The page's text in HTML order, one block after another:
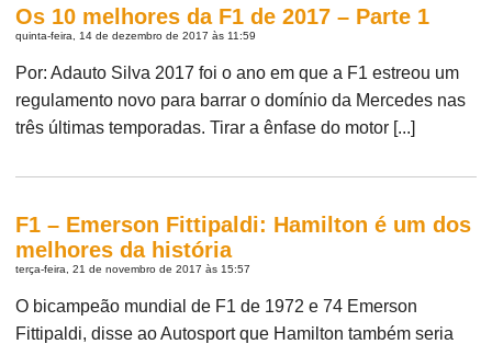
Os 10 melhores da F1 de 2017 – Parte 1
quinta-feira, 14 de dezembro de 2017 às 11:59
Por: Adauto Silva 2017 foi o ano em que a F1 estreou um
regulamento novo para barrar o domínio da Mercedes nas
três últimas temporadas. Tirar a ênfase do motor [...]
F1 – Emerson Fittipaldi: Hamilton é um dos
melhores da história
terça-feira, 21 de novembro de 2017 às 15:57
O bicampeão mundial de F1 de 1972 e 74 Emerson
Fittipaldi, disse ao Autosport que Hamilton também seria